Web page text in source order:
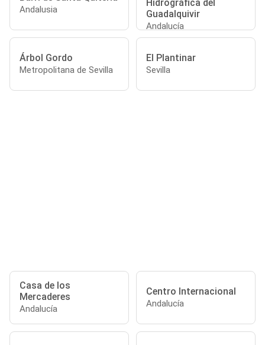
Andalusia
Hidrográfica del
Guadalquivir
Andalucía
Árbol Gordo
Metropolitana de Sevilla
El Plantinar
Sevilla
Casa de los
Mercaderes
Andalucía
Centro Internacional
Andalucía